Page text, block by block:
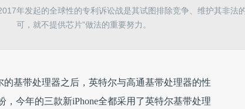
年发起的全球性的专利诉讼战是其试图排除竞争、维护其非法
可，就不提供芯片”做法的重要努力。
基带处理器之后，英特尔与高通基带处理器的性
今年的三款新iPhone全都采用了英特尔基带处理